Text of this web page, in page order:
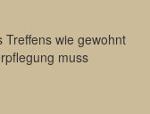
Treffens wie gewohnt
muss